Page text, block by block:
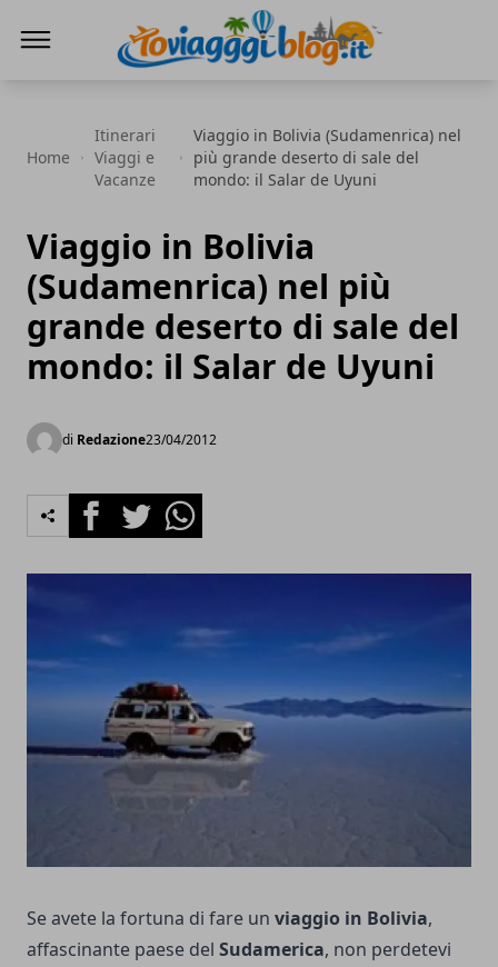
Home
Itinerari
Viaggi e
Vacanze
Viaggio in Bolivia (Sudamenrica) nel
più grande deserto di sale del
mondo: il Salar de Uyuni
Viaggio in Bolivia
(Sudamenrica) nel più
grande deserto di sale del
mondo: il Salar de Uyuni
di Redazione23/04/2012
FacebookTwitterWhatsapp
Se avete la fortuna di fare un viaggio in Bolivia,
affascinante paese del Sudamerica, non perdetevi